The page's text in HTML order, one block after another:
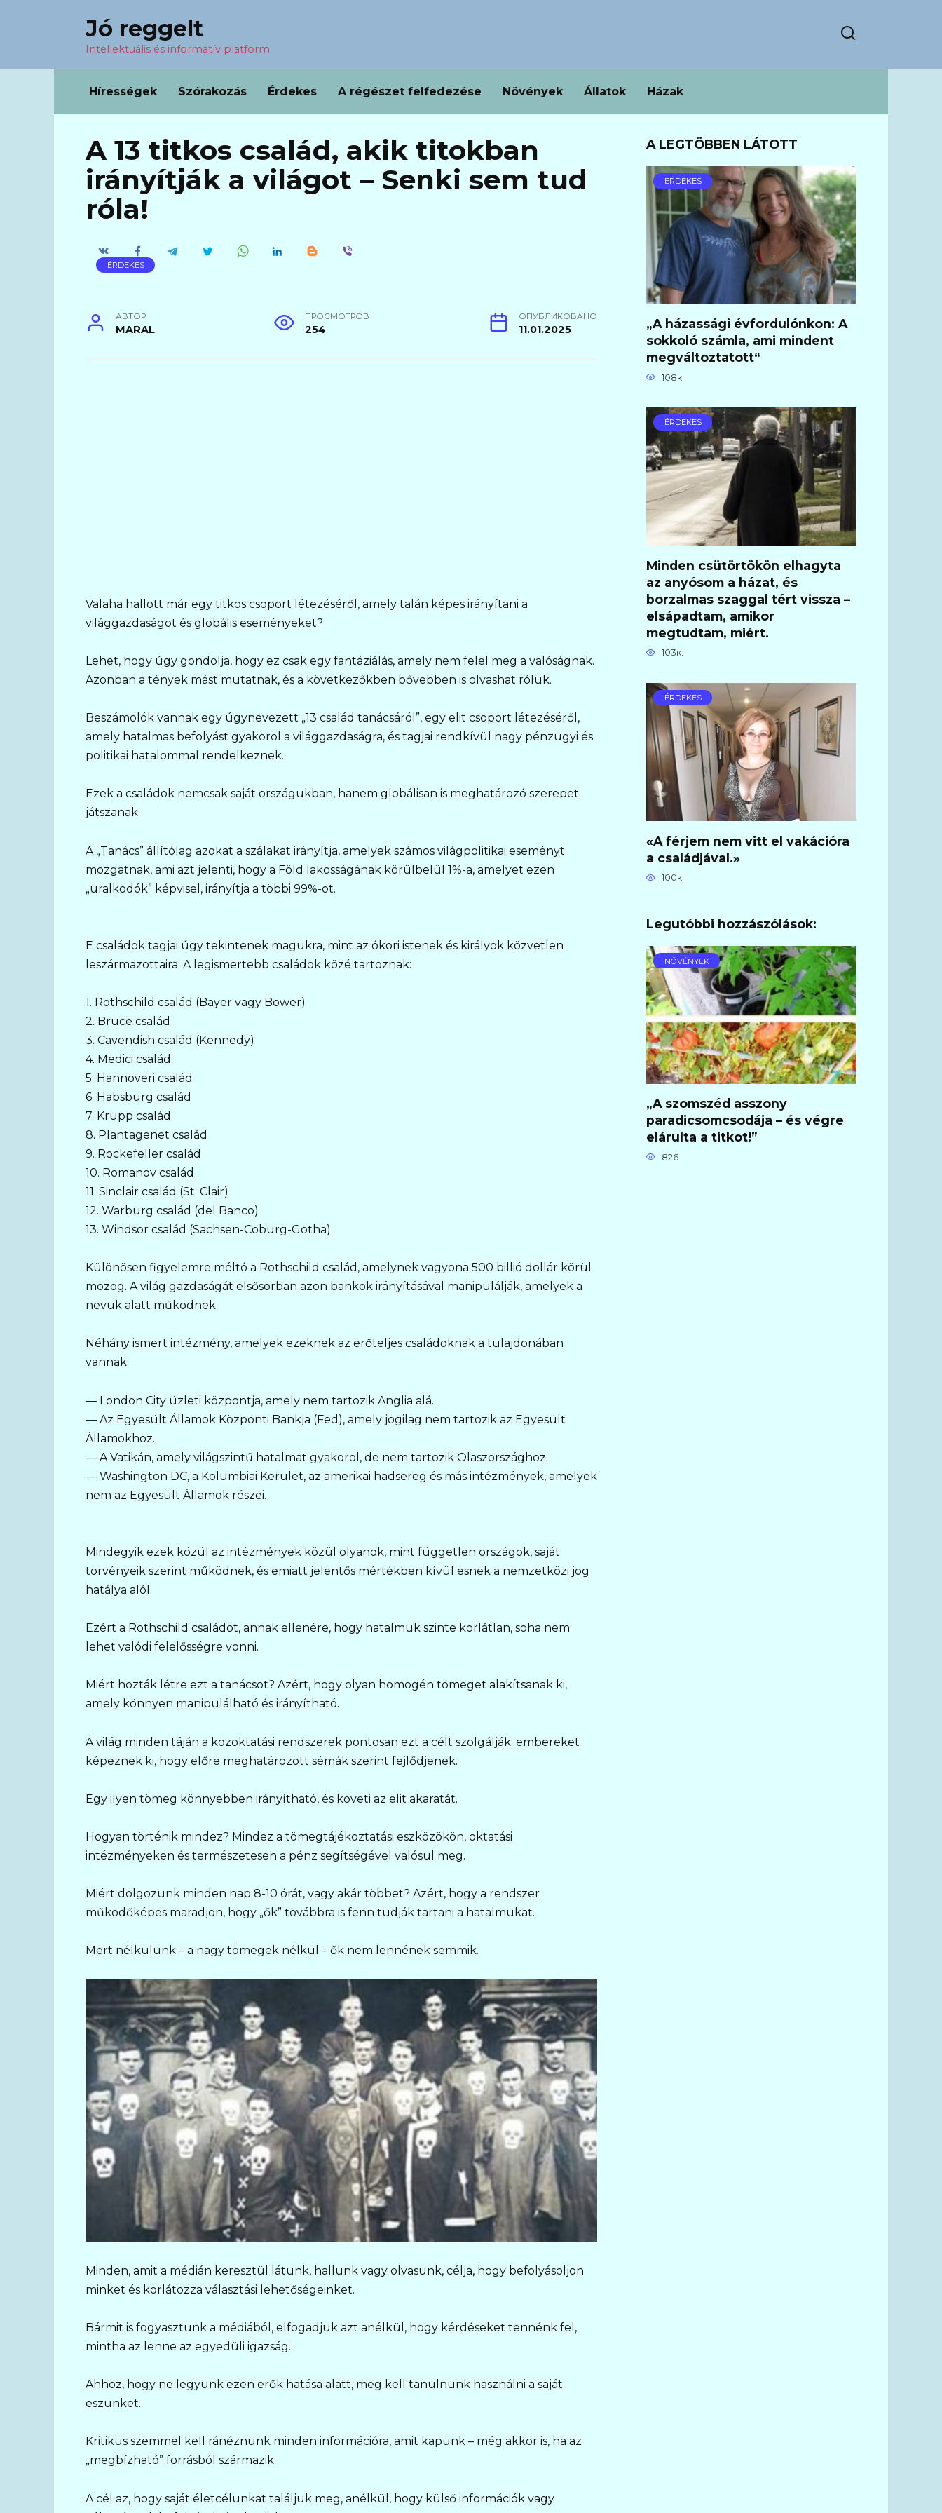
Jó reggelt
Intellektuális és informatív platform
Hírességek Szórakozás Érdekes A régészet felfedezése Növények Állatok Házak
A 13 titkos család, akik titokban
irányítják a világot – Senki sem tud
róla!
ÉRDEKES
АВТОР
MARAL
ПРОСМОТРОВ
254
ОПУБЛИКОВАНО
11.01.2025
Valaha hallott már egy titkos csoport létezéséről, amely talán képes irányítani a
világgazdaságot és globális eseményeket?
Lehet, hogy úgy gondolja, hogy ez csak egy fantáziálás, amely nem felel meg a valóságnak.
Azonban a tények mást mutatnak, és a következőkben bővebben is olvashat róluk.
Beszámolók vannak egy úgynevezett „13 család tanácsáról”, egy elit csoport létezéséről,
amely hatalmas befolyást gyakorol a világgazdaságra, és tagjai rendkívül nagy pénzügyi és
politikai hatalommal rendelkeznek.
Ezek a családok nemcsak saját országukban, hanem globálisan is meghatározó szerepet
játszanak.
A „Tanács” állítólag azokat a szálakat irányítja, amelyek számos világpolitikai eseményt
mozgatnak, ami azt jelenti, hogy a Föld lakosságának körülbelül 1%-a, amelyet ezen
„uralkodók” képvisel, irányítja a többi 99%-ot.
E családok tagjai úgy tekintenek magukra, mint az ókori istenek és királyok közvetlen
leszármazottaira. A legismertebb családok közé tartoznak:
1. Rothschild család (Bayer vagy Bower)
2. Bruce család
3. Cavendish család (Kennedy)
4. Medici család
5. Hannoveri család
6. Habsburg család
7. Krupp család
8. Plantagenet család
9. Rockefeller család
10. Romanov család
11. Sinclair család (St. Clair)
12. Warburg család (del Banco)
13. Windsor család (Sachsen-Coburg-Gotha)
Különösen figyelemre méltó a Rothschild család, amelynek vagyona 500 billió dollár körül
mozog. A világ gazdaságát elsősorban azon bankok irányításával manipulálják, amelyek a
nevük alatt működnek.
Néhány ismert intézmény, amelyek ezeknek az erőteljes családoknak a tulajdonában
vannak:
— London City üzleti központja, amely nem tartozik Anglia alá.
— Az Egyesült Államok Központi Bankja (Fed), amely jogilag nem tartozik az Egyesült
Államokhoz.
— A Vatikán, amely világszintű hatalmat gyakorol, de nem tartozik Olaszországhoz.
— Washington DC, a Kolumbiai Kerület, az amerikai hadsereg és más intézmények, amelyek
nem az Egyesült Államok részei.
Mindegyik ezek közül az intézmények közül olyanok, mint független országok, saját
törvényeik szerint működnek, és emiatt jelentős mértékben kívül esnek a nemzetközi jog
hatálya alól.
Ezért a Rothschild családot, annak ellenére, hogy hatalmuk szinte korlátlan, soha nem
lehet valódi felelősségre vonni.
Miért hozták létre ezt a tanácsot? Azért, hogy olyan homogén tömeget alakítsanak ki,
amely könnyen manipulálható és irányítható.
A világ minden táján a közoktatási rendszerek pontosan ezt a célt szolgálják: embereket
képeznek ki, hogy előre meghatározott sémák szerint fejlődjenek.
Egy ilyen tömeg könnyebben irányítható, és követi az elit akaratát.
Hogyan történik mindez? Mindez a tömegtájékoztatási eszközökön, oktatási
intézményeken és természetesen a pénz segítségével valósul meg.
Miért dolgozunk minden nap 8-10 órát, vagy akár többet? Azért, hogy a rendszer
működőképes maradjon, hogy „ők” továbbra is fenn tudják tartani a hatalmukat.
Mert nélkülünk – a nagy tömegek nélkül – ők nem lennének semmik.
Minden, amit a médián keresztül látunk, hallunk vagy olvasunk, célja, hogy befolyásoljon
minket és korlátozza választási lehetőségeinket.
Bármit is fogyasztunk a médiából, elfogadjuk azt anélkül, hogy kérdéseket tennénk fel,
mintha az lenne az egyedüli igazság.
Ahhoz, hogy ne legyünk ezen erők hatása alatt, meg kell tanulnunk használni a saját
eszünket.
Kritikus szemmel kell ránéznünk minden információra, amit kapunk – még akkor is, ha az
„megbízható” forrásból származik.
A cél az, hogy saját életcélunkat találjuk meg, anélkül, hogy külső információk vagy
A LEGTÖBBEN LÁTOTT
ÉRDEKES
„A házassági évfordulónkon: A
sokkoló számla, ami mindent
megváltoztatott“
108к.
ÉRDEKES
Minden csütörtökön elhagyta
az anyósom a házat, és
borzalmas szaggal tért vissza –
elsápadtam, amikor
megtudtam, miért.
103к.
ÉRDEKES
«A férjem nem vitt el vakációra
a családjával.»
100к.
Legutóbbi hozzászólások:
NÖVÉNYEK
„A szomszéd asszony
paradicsomcsodája – és végre
elárulta a titkot!”
826